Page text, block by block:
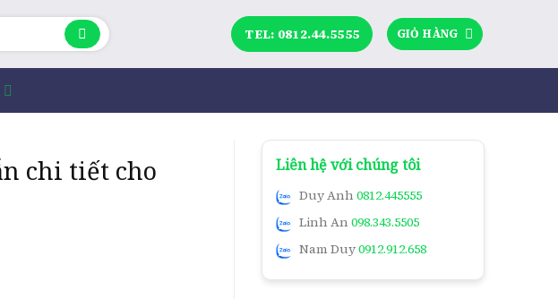
TEL: 0812.44.5555 GIỎ HÀNG
chi tiết cho
Liên hệ với chúng tôi
Duy Anh 0812.445555
Linh An 098.343.5505
Nam Duy0912.912.658